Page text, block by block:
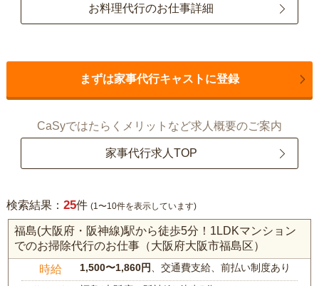
お料理代行のお仕事詳細
まずは家事代行キャストに登録
CaSyではたらくメリットなど求人概要のご案内
家事代行求人TOP
検索結果： 25件 (1〜10件を表示しています)
福島(大阪府・阪神線)駅から徒歩5分！1LDKマンション
でのお掃除代行のお仕事（大阪府大阪市福島区）
時給 1,500〜1,860円 、交通費支給、前払い制度あり